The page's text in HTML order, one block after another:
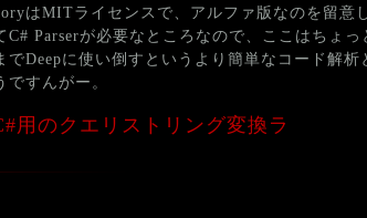
はMITライセンスで、アルファ版なのを留意
Parserが必要なところなので、ここはちょっ
Deepに使い倒すというより簡単なコード解析
すんがー。
用のクエリストリング変換ラ